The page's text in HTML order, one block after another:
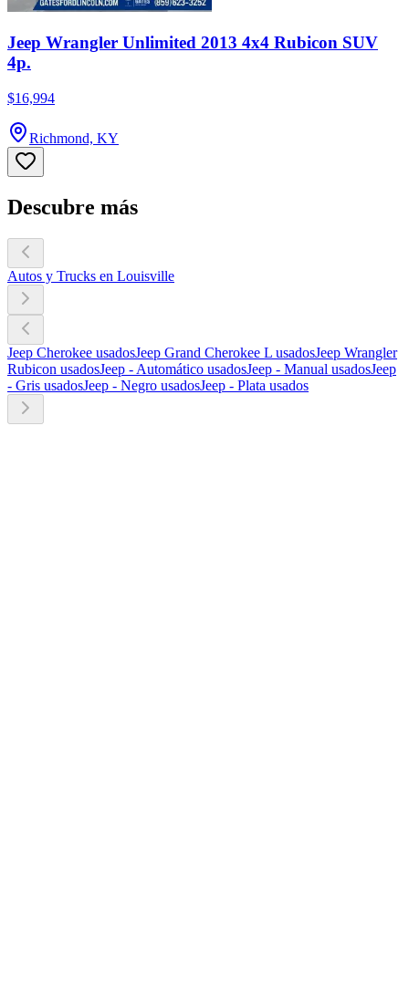
Jeep Wrangler Unlimited 2013 4x4 Rubicon SUV
4p.
$16,994
Richmond, KY
Descubre más
Autos y Trucks en Louisville
Jeep Cherokee usadosJeep Grand Cherokee L usadosJeep Wrangler
Rubicon usadosJeep - Automático usadosJeep - Manual usadosJeep
- Gris usadosJeep - Negro usadosJeep - Plata usados